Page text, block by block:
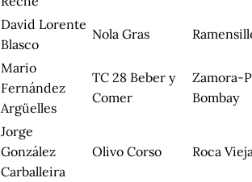
David Lorente
Blasco
Nola Gras
Mario
Fernández
Argüelles
TC 28 Beber y
Comer
Zamora-
Bombay
Jorge
González
Carballeira
Olivo Corso Roca